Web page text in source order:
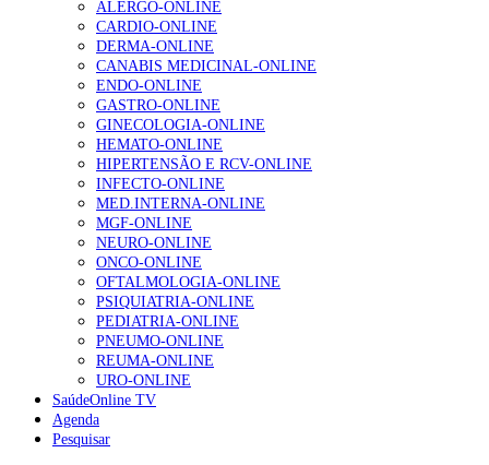
202 visualizações
Alguns milhares de utentes podem ficar sem médico de
família com nova regras do registo, alerta associação
175 visualizações
Quase quatro em cada dez doentes com enfarte
apresentavam níveis elevados de Lp(a), revela estudo
86 visualizações
“Os programas de rastreio do cancro do pulmão são
custo-efetivos e representam um investimento
sustentável para os sistemas de saúde”
66 visualizações
ALERGO-ONLINE
CARDIO-ONLINE
DERMA-ONLINE
CANABIS MEDICINAL-ONLINE
ENDO-ONLINE
GASTRO-ONLINE
GINECOLOGIA-ONLINE
HEMATO-ONLINE
HIPERTENSÃO E RCV-ONLINE
INFECTO-ONLINE
MED.INTERNA-ONLINE
MGF-ONLINE
NEURO-ONLINE
ONCO-ONLINE
OFTALMOLOGIA-ONLINE
PSIQUIATRIA-ONLINE
PEDIATRIA-ONLINE
PNEUMO-ONLINE
REUMA-ONLINE
URO-ONLINE
SaúdeOnline TV
Agenda
Pesquisar